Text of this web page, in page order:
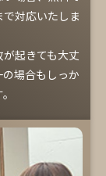
対応いたしま
起きても大丈
場合もしっか